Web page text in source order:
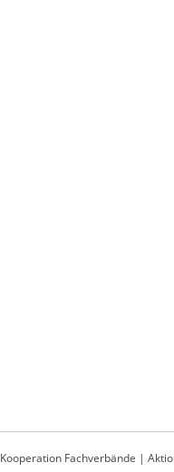
Kooperation Fachverbände |